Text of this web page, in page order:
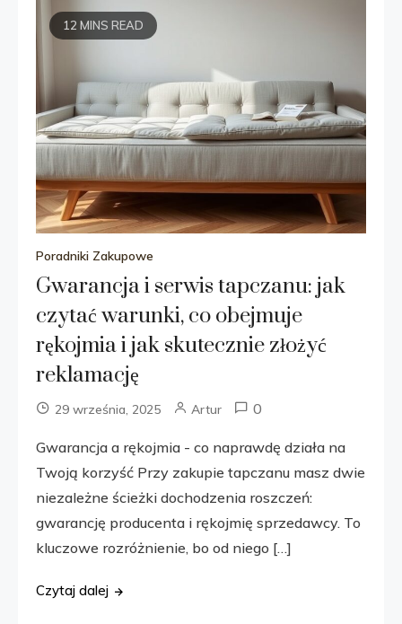
12 MINS READ
Poradniki Zakupowe
Gwarancja i serwis tapczanu: jak
czytać warunki, co obejmuje
rękojmia i jak skutecznie złożyć
reklamację
29 września, 2025 Artur 0
Gwarancja a rękojmia - co naprawdę działa na
Twoją korzyść Przy zakupie tapczanu masz dwie
niezależne ścieżki dochodzenia roszczeń:
gwarancję producenta i rękojmię sprzedawcy. To
kluczowe rozróżnienie, bo od niego […]
Czytaj dalej